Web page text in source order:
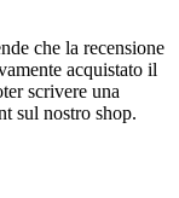
che la recensione
acquistato il
scrivere una
sul nostro shop.